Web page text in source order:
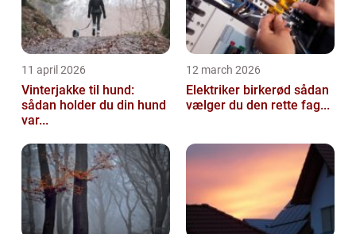
11 april 2026
Vinterjakke til hund:
sådan holder du din hund
var...
12 march 2026
Elektriker birkerød sådan
vælger du den rette fag...